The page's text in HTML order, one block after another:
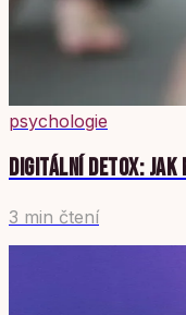
psychologie
DIGITÁLNÍ DETOX: JAK
3 min čtení